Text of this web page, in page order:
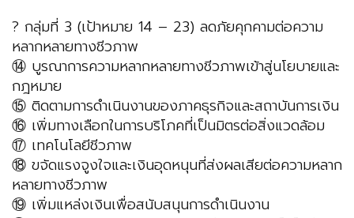
? กลุ่มที่ 3 (เป้าหมาย 14 – 23) ลดภัยคุกคามต่อความ
หลากหลายทางชีวภาพ
⑭ บูรณาการความหลากหลายทางชีวภาพเข้าสู่นโยบายและ
กฎหมาย
⑮ ติดตามการดําเนินงานของภาคธุรกิจและสถาบันการเงิน
⑯ เพิ่มทางเลือกในการบริโภคที่เป็นมิตรต่อสิ่งแวดล้อม
⑰ เทคโนโลยีชีวภาพ
⑱ ขจัดแรงจูงใจและเงินอุดหนุนที่ส่งผลเสียต่อความหลาก
หลายทางชีวภาพ
⑲ เพิ่มแหล่งเงินเพื่อสนับสนุนการดําเนินงาน